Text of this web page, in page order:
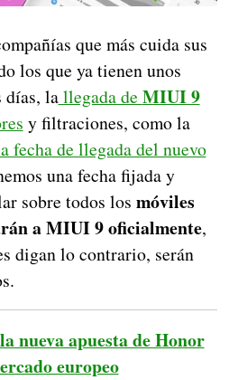
que más cuida sus
los que ya tienen unos
días, lallegada de MIUI 9
y filtraciones, como la
fecha de llegada del nuevo
una fecha fijada y
sobre todos los móviles
a MIUI 9 oficialmente,
digan lo contrario, serán
nueva apuesta de Honor
europeo